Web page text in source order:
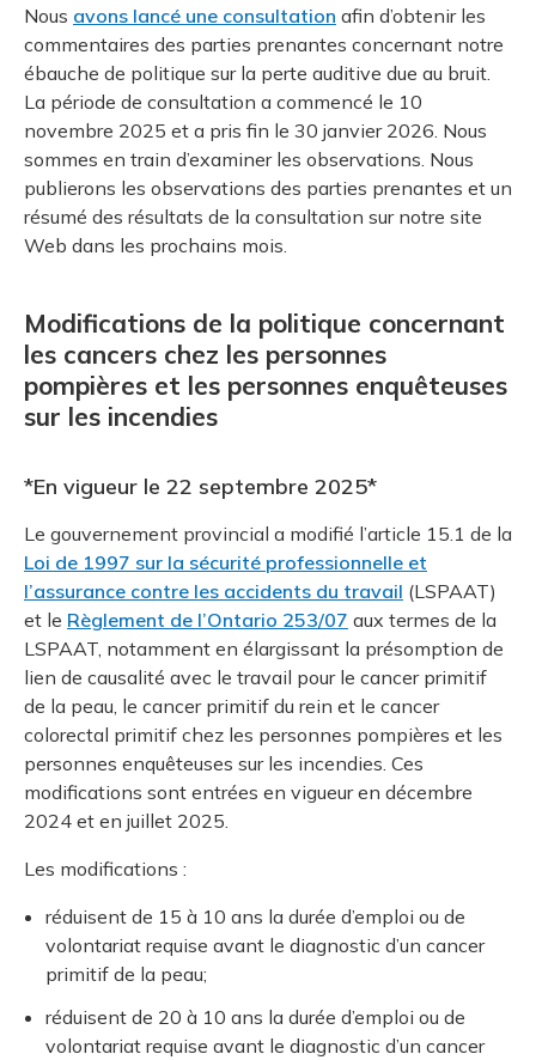
Nous avons lancé une consultation afin d’obtenir les
commentaires des parties prenantes concernant notre
ébauche de politique sur la perte auditive due au bruit.
La période de consultation a commencé le 10
novembre 2025 et a pris fin le 30 janvier 2026. Nous
sommes en train d’examiner les observations. Nous
publierons les observations des parties prenantes et un
résumé des résultats de la consultation sur notre site
Web dans les prochains mois.
Modifications de la politique concernant
les cancers chez les personnes
pompières et les personnes enquêteuses
sur les incendies
*En vigueur le 22 septembre 2025*
Le gouvernement provincial a modifié l’article 15.1 de la
Loi de 1997 sur la sécurité professionnelle et
l’assurance contre les accidents du travail (LSPAAT)
et le Règlement de l’Ontario 253/07 aux termes de la
LSPAAT, notamment en élargissant la présomption de
lien de causalité avec le travail pour le cancer primitif
de la peau, le cancer primitif du rein et le cancer
colorectal primitif chez les personnes pompières et les
personnes enquêteuses sur les incendies. Ces
modifications sont entrées en vigueur en décembre
2024 et en juillet 2025.
Les modifications :
réduisent de 15 à 10 ans la durée d’emploi ou de
volontariat requise avant le diagnostic d’un cancer
primitif de la peau;
réduisent de 20 à 10 ans la durée d’emploi ou de
volontariat requise avant le diagnostic d’un cancer